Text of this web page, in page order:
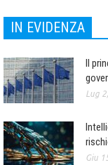
IN EVIDENZA
Il
Lug
Giu